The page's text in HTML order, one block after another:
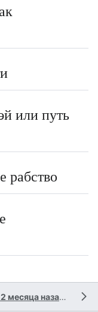
или путь
рабство
Последний раз редактировалась 2 месяца назад